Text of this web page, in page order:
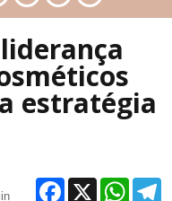
estratégia
X